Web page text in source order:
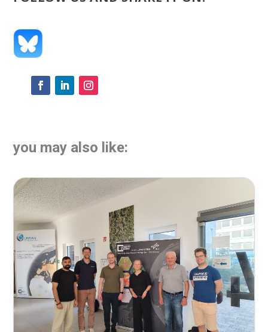
you may also like: